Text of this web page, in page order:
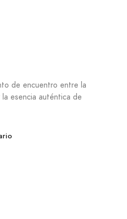
de encuentro entre la
esencia auténtica de